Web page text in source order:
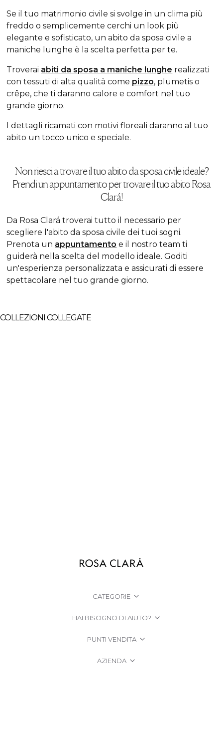
Se il tuo matrimonio civile si svolge in un clima più
freddo o semplicemente cerchi un look più
elegante e sofisticato, un abito da sposa civile a
maniche lunghe è la scelta perfetta per te.
Troverai abiti da sposa a maniche lunghe realizzati
con tessuti di alta qualità come pizzo, plumetis o
crêpe, che ti daranno calore e comfort nel tuo
grande giorno.
I dettagli ricamati con motivi floreali daranno al tuo
abito un tocco unico e speciale.
Non riesci a trovare il tuo abito da sposa civile ideale?
Prendi un appuntamento per trovare il tuo abito Rosa
Clará!
Da Rosa Clará troverai tutto il necessario per
scegliere l'abito da sposa civile dei tuoi sogni.
Prenota un appuntamento e il nostro team ti
guiderà nella scelta del modello ideale. Goditi
un'esperienza personalizzata e assicurati di essere
spettacolare nel tuo grande giorno.
COLLEZIONI COLLEGATE
CATEGORIE
HAI BISOGNO DI AIUTO?
PUNTI VENDITA
AZIENDA